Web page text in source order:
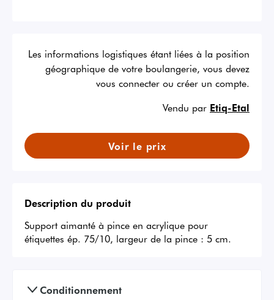
Les informations logistiques étant liées à la position
géographique de votre boulangerie, vous devez
vous connecter ou créer un compte.
Vendu par Etiq-Etal
Voir le prix
Description du produit
Support aimanté à pince en acrylique pour
étiquettes ép. 75/10, largeur de la pince : 5 cm.
Conditionnement